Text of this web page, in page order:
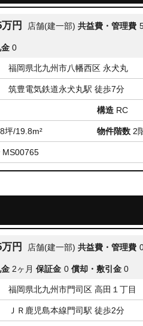
円 店舗(建一部) 共益費・管理費
0
福岡県北九州市八幡西区 永犬丸
筑豊電気鉄道永犬丸駅 徒歩7分
構造 RC
坪/19.8m² 物件階数 2
MS00765
円 店舗(建一部) 共益費・管理費
2ヶ月 保証金 0 償却・敷引金 0
福岡県北九州市門司区 高田１丁目
ＪＲ鹿児島本線門司駅 徒歩2分